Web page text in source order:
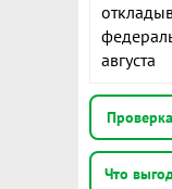
августа
Что